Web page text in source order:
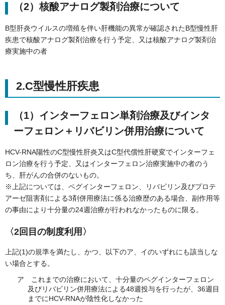
（2）核酸アナログ製剤治療について
B型肝炎ウイルスの増殖を伴い肝機能の異常が確認されたB型慢性肝
疾患で核酸アナログ製剤治療を行う予定、又は核酸アナログ製剤治
療実施中の者
2.C型慢性肝疾患
（1）インターフェロン単剤治療及びインタ
ーフェロン＋リバビリン併用治療について
HCV-RNA陽性のC型慢性肝炎又はC型代償性肝硬変でインターフェ
ロン治療を行う予定、又はインターフェロン治療実施中の者のう
ち、肝がんの合併のないもの。
※上記については、ペグインターフェロン、リバビリン及びプロテ
アーゼ阻害剤による3剤併用療法に係る治療歴のある場合、副作用等
の事由により十分量の24週治療が行われなかったものに限る。
〈2回目の制度利用〉
上記(1)の規準を満たし、かつ、以下のア、イのいずれにも該当しな
い場合とする。
ア
これまでの治療において、十分量のペグインターフェロン
及びリバビリン併用療法による48週投与を行ったが、36週目
までにHCV-RNAが陰性化しなかった